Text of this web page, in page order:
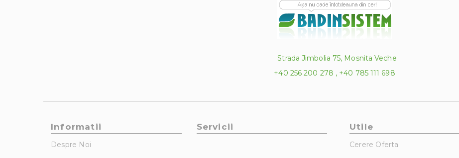
Strada Jimbolia 75, Mosnita Veche
+40 256 200 278 , +40 785 111 698
Informatii
Despre Noi
Servicii Utile
Cerere Oferta